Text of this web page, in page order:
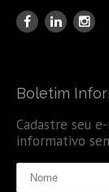
Boletim
Cadastre seu
informativo